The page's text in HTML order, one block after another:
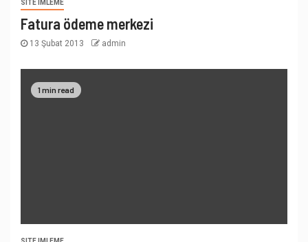
SITE IMLEME
Fatura ödeme merkezi
13 Şubat 2013 admin
1 min read